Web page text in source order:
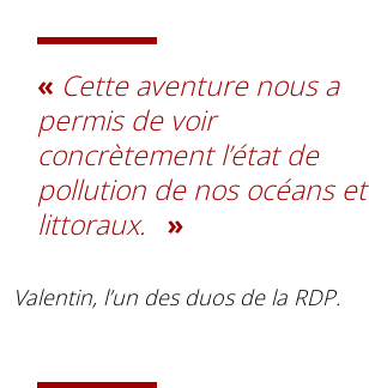
Cette aventure nous a
permis de voir
concrètement l’état de
pollution de nos océans et
littoraux.
Valentin, l’un des duos de la RDP.